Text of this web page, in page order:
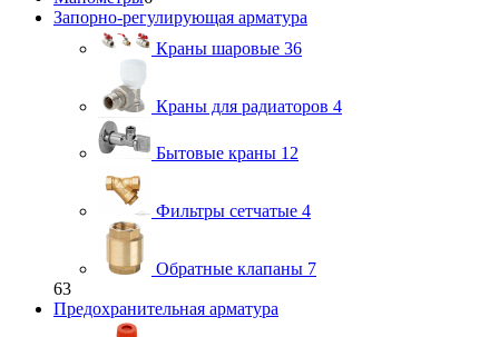
Запорно-регулирующая арматура
Краны шаровые 36
Краны для радиаторов 4
Бытовые краны 12
Фильтры сетчатые 4
Обратные клапаны 7
63
Предохранительная арматура